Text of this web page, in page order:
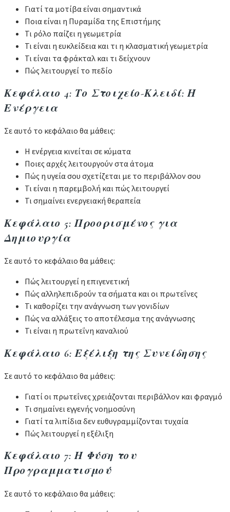
Γιατί τα μοτίβα είναι σημαντικά
Ποια είναι η Πυραμίδα της Επιστήμης
Τι ρόλο παίζει η γεωμετρία
Τι είναι η ευκλείδεια και τι η κλασματική γεωμετρία
Τι είναι τα φράκταλ και τι δείχνουν
Πώς λειτουργεί το πεδίο
Κεφάλαιο 4: Το Στοιχείο-Κλειδί: Η
Ενέργεια
Σε αυτό το κεφάλαιο θα μάθεις:
Η ενέργεια κινείται σε κύματα
Ποιες αρχές λειτουργούν στα άτομα
Πώς η υγεία σου σχετίζεται με το περιβάλλον σου
Τι είναι η παρεμβολή και πώς λειτουργεί
Τι σημαίνει ενεργειακή θεραπεία
Κεφάλαιο 5: Προορισμένος για
Δημιουργία
Σε αυτό το κεφάλαιο θα μάθεις:
Πώς λειτουργεί η επιγενετική
Πώς αλληλεπιδρούν τα σήματα και οι πρωτεΐνες
Τι καθορίζει την ανάγνωση των γονιδίων
Πώς να αλλάξεις το αποτέλεσμα της ανάγνωσης
Τι είναι η πρωτεΐνη καναλιού
Κεφάλαιο 6: Εξέλιξη της Συνείδησης
Σε αυτό το κεφάλαιο θα μάθεις:
Γιατί οι πρωτεΐνες χρειάζονται περιβάλλον και φραγμό
Τι σημαίνει εγγενής νοημοσύνη
Γιατί τα λιπίδια δεν ευθυγραμμίζονται τυχαία
Πώς λειτουργεί η εξέλιξη
Κεφάλαιο 7: Η Φύση του
Προγραμματισμού
Σε αυτό το κεφάλαιο θα μάθεις: